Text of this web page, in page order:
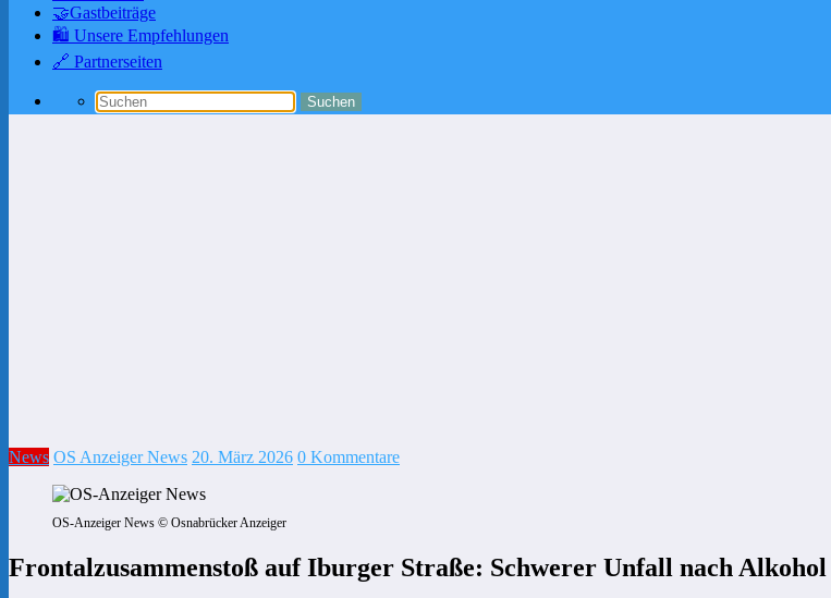
🤝Gastbeiträge
🛍️ Unsere Empfehlungen
🔗 Partnerseiten
News OS Anzeiger News 20. März 2026 0 Kommentare
OS-Anzeiger News © Osnabrücker Anzeiger
Frontalzusammenstoß auf Iburger Straße: Schwerer Unfall nach Alkohol